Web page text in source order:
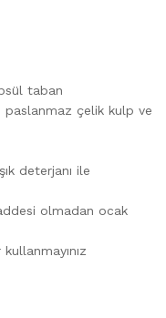
taban
paslanmaz çelik kulp ve
deterjanı ile
olmadan ocak